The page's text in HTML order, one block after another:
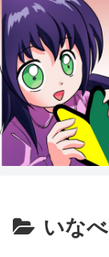
いなべ